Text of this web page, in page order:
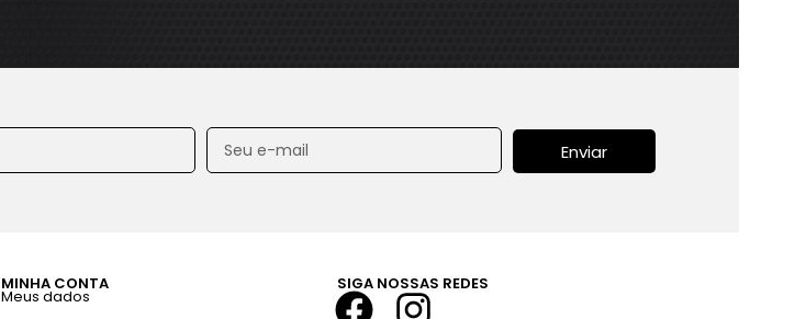
Enviar
MINHA CONTA
Meus dados
SIGA NOSSAS REDES